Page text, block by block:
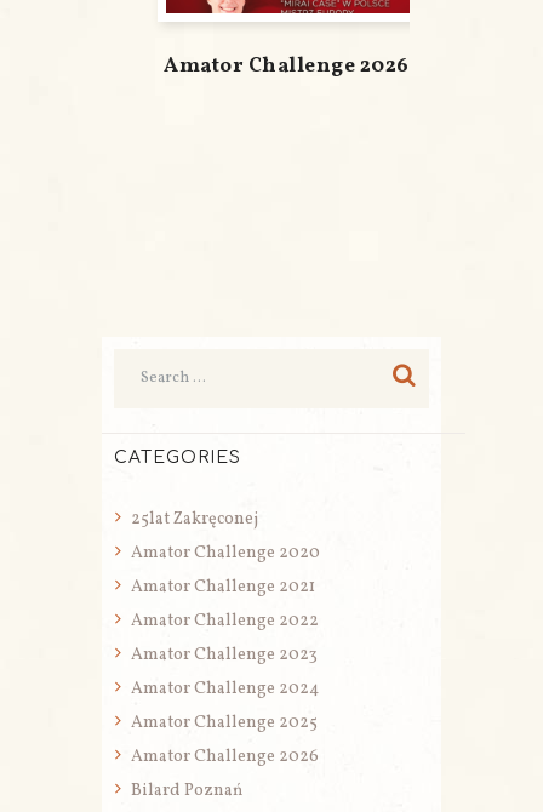
Amator Challenge 2026
CATEGORIES
25lat Zakręconej
Amator Challenge 2020
Amator Challenge 2021
Amator Challenge 2022
Amator Challenge 2023
Amator Challenge 2024
Amator Challenge 2025
Amator Challenge 2026
Bilard Poznań